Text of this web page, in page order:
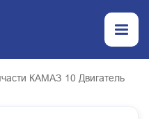
КАМАЗ 10 Двигатель